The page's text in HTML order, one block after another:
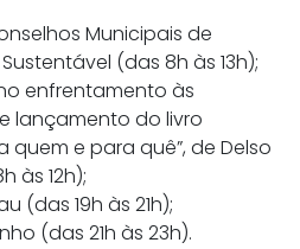
Municipais de
(das 8h às 13h);
enfrentamento às
lançamento do livro
quem e para quê”, de Delso
às 12h);
(das 19h às 21h);
(das 21h às 23h).